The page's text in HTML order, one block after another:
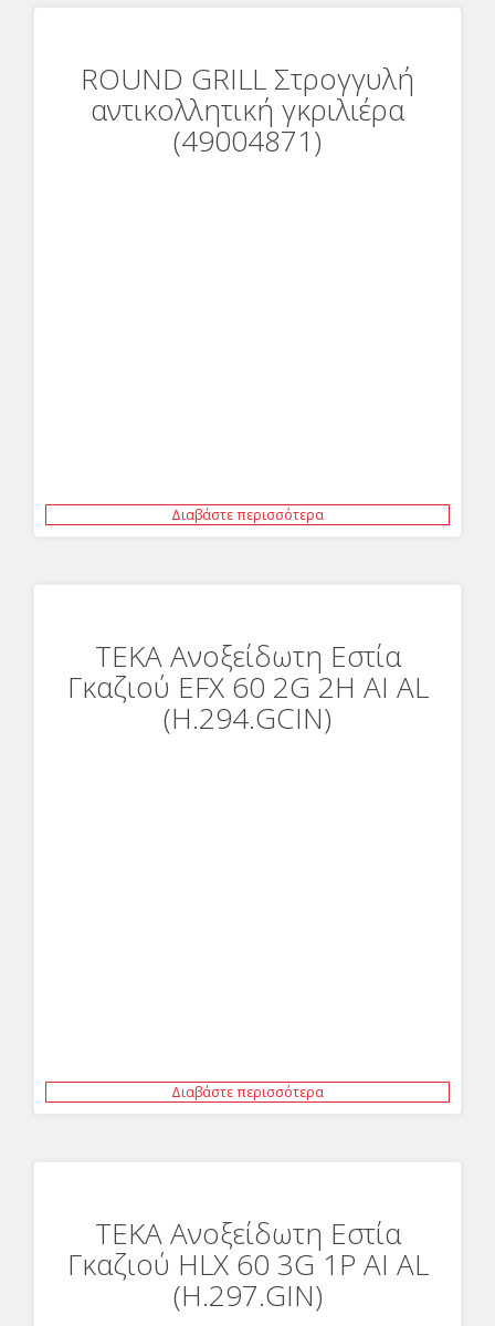
ROUND GRILL Στρογγυλή
αντικολλητική γκριλιέρα
(49004871)
Διαβάστε περισσότερα
ΤΕΚΑ Ανοξείδωτη Εστία
Γκαζιού EFX 60 2G 2H AI AL
(H.294.GCIN)
Διαβάστε περισσότερα
ΤΕΚΑ Ανοξείδωτη Εστία
Γκαζιού HLX 60 3G 1P AI AL
(H.297.GIN)